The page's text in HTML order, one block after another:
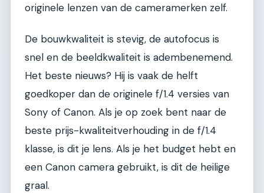
originele lenzen van de cameramerken zelf.
De bouwkwaliteit is stevig, de autofocus is
snel en de beeldkwaliteit is adembenemend.
Het beste nieuws? Hij is vaak de helft
goedkoper dan de originele f/1.4 versies van
Sony of Canon. Als je op zoek bent naar de
beste prijs-kwaliteitverhouding in de f/1.4
klasse, is dit je lens. Als je het budget hebt en
een Canon camera gebruikt, is dit de heilige
graal.